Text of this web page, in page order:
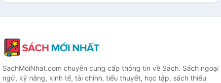
SachMoiNhat.com chuyên cung cấp thông tin về Sách. Sách ngoại
ngữ, kỹ năng, kinh tế, tài chính, tiểu thuyết, học tập, sách thiếu